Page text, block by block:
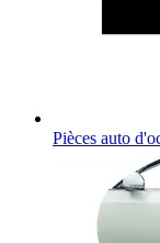
Pièces auto